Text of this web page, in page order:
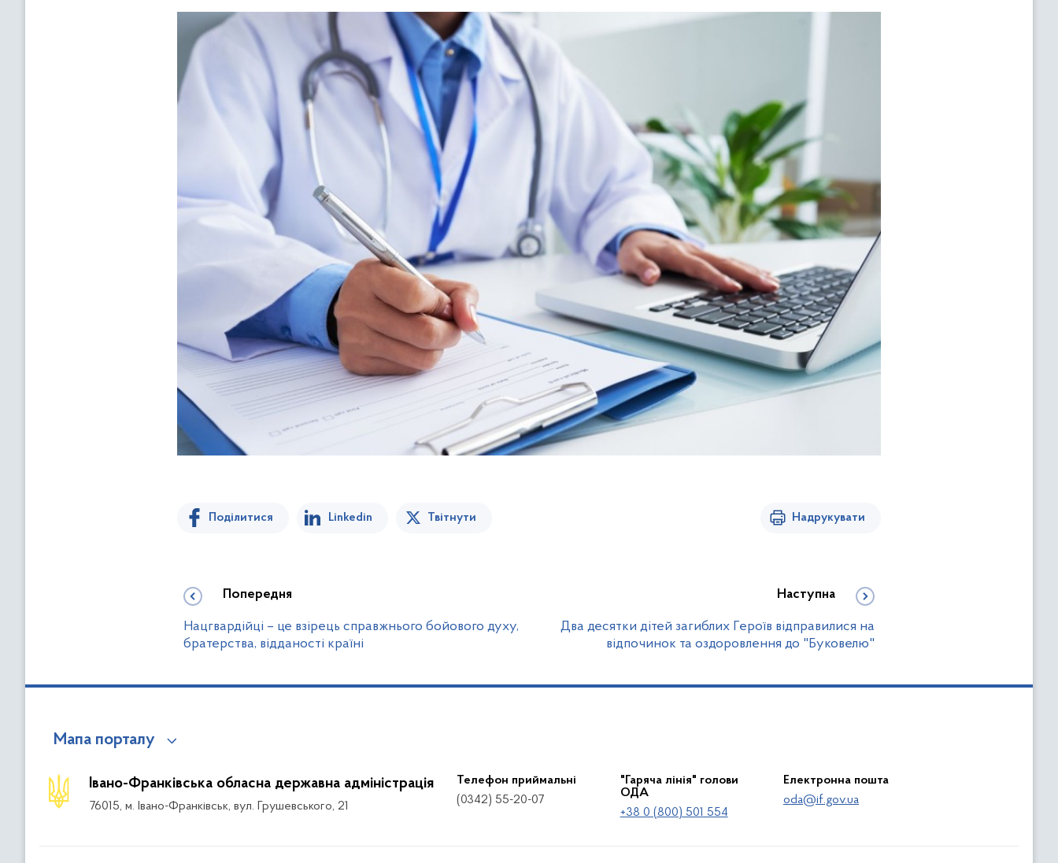
Поділитися Linkedin Твітнути Надрукувати
Попередня
Нацгвардійці – це взірець справжнього бойового духу,
братерства, відданості країні
Наступна
Два десятки дітей загиблих Героїв відправилися на
відпочинок та оздоровлення до "Буковелю"
Мапа порталу
Івано-Франківська обласна державна адміністрація
76015, м. Івано-Франківськ, вул. Грушевського, 21
Телефон приймальні
(0342) 55-20-07
"Гаряча лінія" голови
ОДА
+38 0 (800) 501 554
Електронна пошта
oda@if.gov.ua